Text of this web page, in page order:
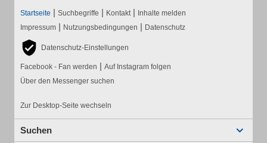
Startseite | Suchbegriffe | Kontakt | Inhalte melden
Impressum | Nutzungsbedingungen | Datenschutz
Datenschutz-Einstellungen
Facebook - Fan werden | Auf Instagram folgen
Über den Messenger suchen
Zur Desktop-Seite wechseln
Suchen